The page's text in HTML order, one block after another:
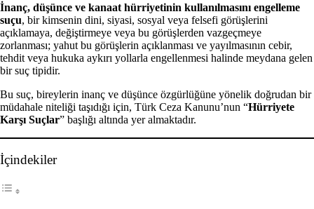
İnanç, düşünce ve kanaat hürriyetinin kullanılmasını engelleme
suçu, bir kimsenin dini, siyasi, sosyal veya felsefi görüşlerini
açıklamaya, değiştirmeye veya bu görüşlerden vazgeçmeye
zorlanması; yahut bu görüşlerin açıklanması ve yayılmasının cebir,
tehdit veya hukuka aykırı yollarla engellenmesi halinde meydana gelen
bir suç tipidir.
Bu suç, bireylerin inanç ve düşünce özgürlüğüne yönelik doğrudan bir
müdahale niteliği taşıdığı için, Türk Ceza Kanunu’nun “Hürriyete
Karşı Suçlar” başlığı altında yer almaktadır.
İçindekiler